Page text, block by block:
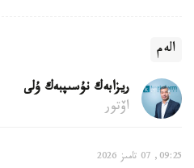
الەم
ريزابەك نۇسىپبەك ۇلى
اۆتور
09:25, 07 تامىز 2026